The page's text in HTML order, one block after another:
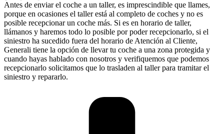
Antes de enviar el coche a un taller, es imprescindible que llames,
porque en ocasiones el taller está al completo de coches y no es
posible recepcionar un coche más. Si es en horario de taller,
llámanos y haremos todo lo posible por poder recepcionarlo, si el
siniestro ha sucedido fuera del horario de Atención al Cliente,
Generali tiene la opción de llevar tu coche a una zona protegida y
cuando hayas hablado con nosotros y verifiquemos que podemos
recepcionarlo solicitamos que lo trasladen al taller para tramitar el
siniestro y repararlo.